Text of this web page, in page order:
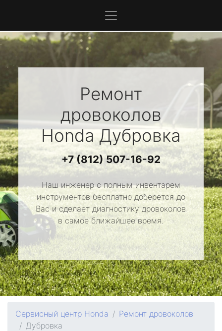
Ремонт
дровоколов
HondaДубровка
+7 (812) 507-16-92
Наш инженер с полным инвентарем
инструментов бесплатно доберется до
Вас и сделает диагностику дровоколов
в самое ближайшее время.
Сервисный центр Honda
Ремонт дровоколов
Дубровка